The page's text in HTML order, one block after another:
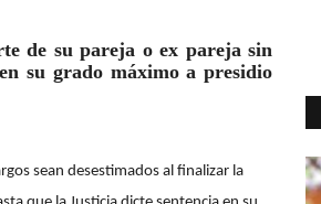
de su pareja o ex pareja sin
su grado máximo a presidio
sean desestimados al finalizar la